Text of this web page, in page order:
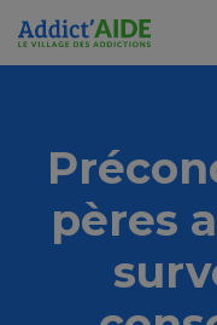
Aller au contenu
pères
Panneau de gestion